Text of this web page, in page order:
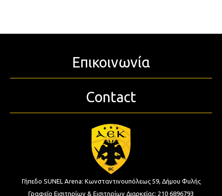
Επικοινωνία
Contact
Γήπεδο SUNEL Arena: Κωνσταντινουπόλεως 59, Δήμου Φυλής
Γραφείο Εισιτηρίων & Εισιτηρίων Διαρκείας: 210 6896793